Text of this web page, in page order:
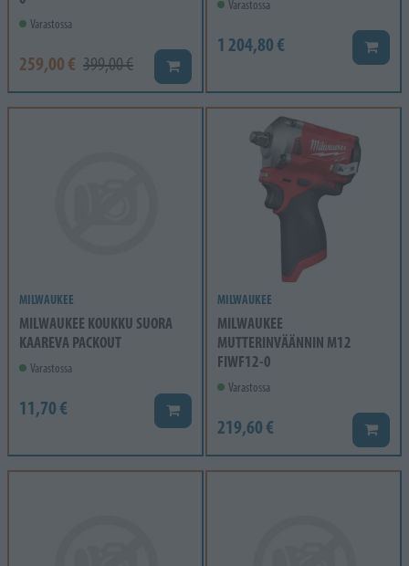
Varastossa
259,00 € 399,00 € Lisää koriin
Varastossa
1 204,80 € Lisää
MILWAUKEE
MILWAUKEE KOUKKU SUORA
KAAREVA PACKOUT
Varastossa
11,70 € Lisää koriin
MILWAUKEE
MILWAUKEE
MUTTERINVÄÄNNIN M12
FIWF12-0
Varastossa
219,60 € Lisää